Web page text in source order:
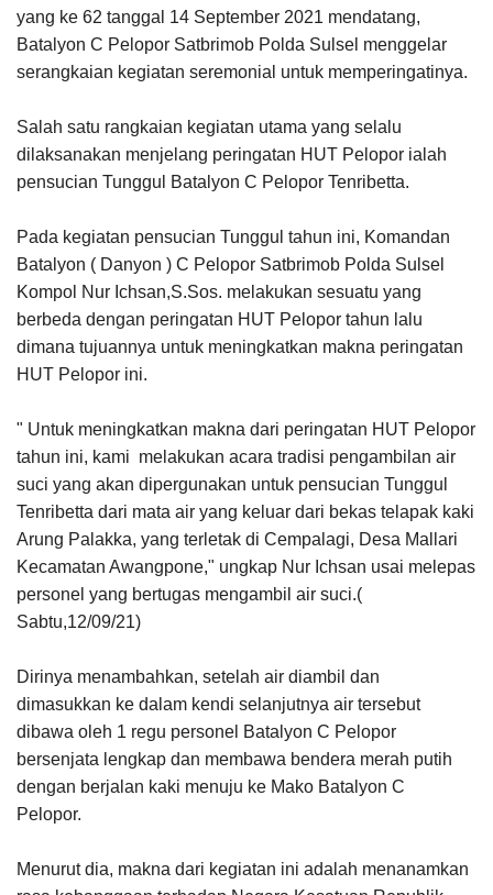
yang ke 62 tanggal 14 September 2021 mendatang,
Batalyon C Pelopor Satbrimob Polda Sulsel menggelar
serangkaian kegiatan seremonial untuk memperingatinya.
Salah satu rangkaian kegiatan utama yang selalu
dilaksanakan menjelang peringatan HUT Pelopor ialah
pensucian Tunggul Batalyon C Pelopor Tenribetta.
Pada kegiatan pensucian Tunggul tahun ini, Komandan
Batalyon ( Danyon ) C Pelopor Satbrimob Polda Sulsel
Kompol Nur Ichsan,S.Sos. melakukan sesuatu yang
berbeda dengan peringatan HUT Pelopor tahun lalu
dimana tujuannya untuk meningkatkan makna peringatan
HUT Pelopor ini.
" Untuk meningkatkan makna dari peringatan HUT Pelopor
tahun ini, kami melakukan acara tradisi pengambilan air
suci yang akan dipergunakan untuk pensucian Tunggul
Tenribetta dari mata air yang keluar dari bekas telapak kaki
Arung Palakka, yang terletak di Cempalagi, Desa Mallari
Kecamatan Awangpone," ungkap Nur Ichsan usai melepas
personel yang bertugas mengambil air suci.(
Sabtu,12/09/21)
Dirinya menambahkan, setelah air diambil dan
dimasukkan ke dalam kendi selanjutnya air tersebut
dibawa oleh 1 regu personel Batalyon C Pelopor
bersenjata lengkap dan membawa bendera merah putih
dengan berjalan kaki menuju ke Mako Batalyon C
Pelopor.
Menurut dia, makna dari kegiatan ini adalah menanamkan